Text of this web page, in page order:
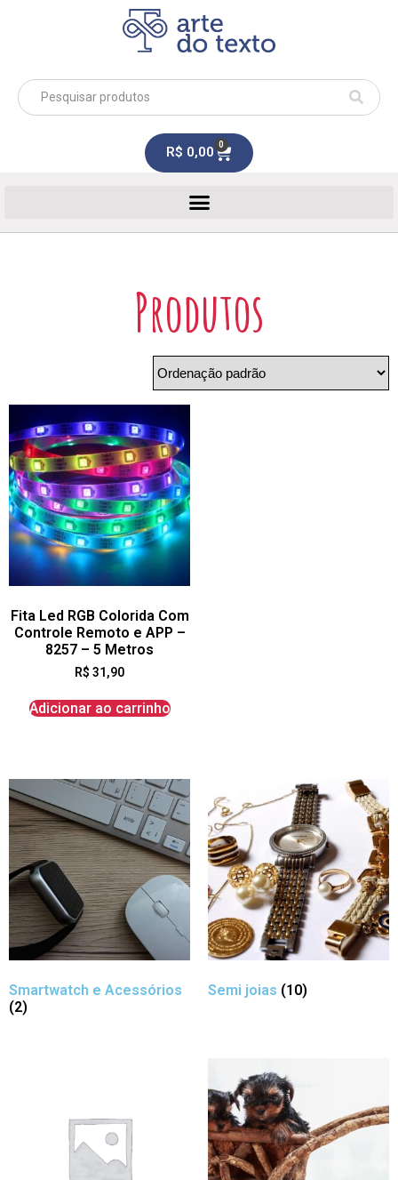
R$ 0,00 0
Produtos
Fita Led RGB Colorida Com
Controle Remoto e APP –
8257 – 5 Metros
R$ 31,90
Adicionar ao carrinho
Smartwatch e Acessórios
(2)
Semi joias (10)